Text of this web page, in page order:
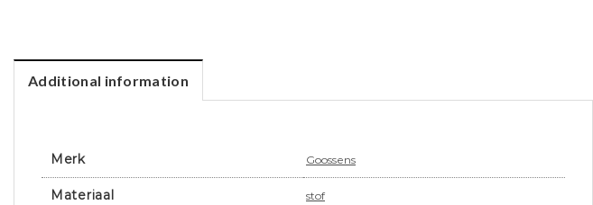
Additional information
Merk Goossens
Materiaal stof